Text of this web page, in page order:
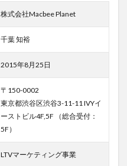
株式会社Macbee Planet
千葉 知裕
2015年8月25日
〒150-0002
東京都渋谷区渋谷3-11-11 IVYイ
ーストビル4F,5F （総合受付：
5F）
LTVマーケティング事業